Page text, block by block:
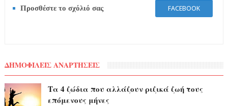
Προσθέστε το σχόλιό σας FACEBOOK
ΔΗΜΟΦΙΛΕΙΣ ΑΝΑΡΤΗΣΕΙΣ
Τα 4 ζώδια που αλλάζουν ριζικά ζωή τους
επόμενους μήνες